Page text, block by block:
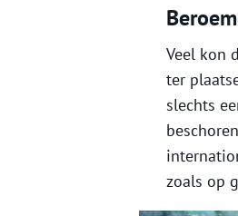
Veel kon
ter
slechts
zoals op